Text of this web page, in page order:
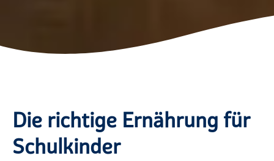
Die richtige Ernährung für
Schulkinder